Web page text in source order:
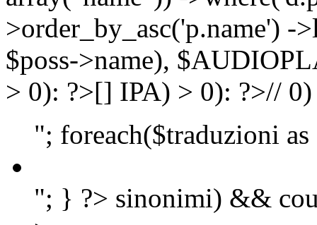
>order_by_asc('p.name')
$poss->name),
> 0): ?>[] IPA) > 0): ?>//
"; foreach($traduzioni
"; } ?> sinonimi) &&